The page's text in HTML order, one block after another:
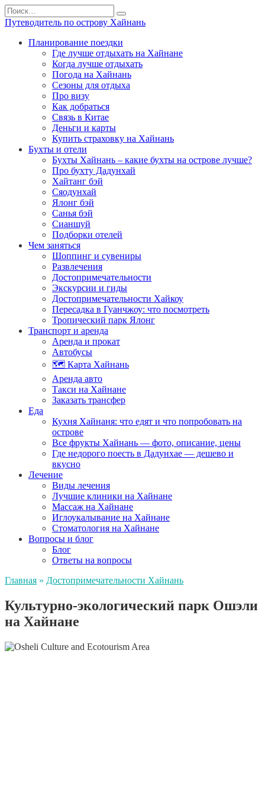
Перейти
к
содержанию
Search
for:
Путеводитель по острову Хайнань
Планирование поездки
Где лучше отдыхать на Хайнане
Когда лучше отдыхать
Погода на Хайнань
Сезоны для отдыха
Про визу
Как добраться
Связь в Китае
Деньги и карты
Купить страховку на Хайнань
Бухты и отели
Бухты Хайнань – какие бухты на острове лучше?
Про бухту Дадунхай
Хайтанг бэй
Сяодунхай
Ялонг бэй
Санья бэй
Сианшуй
Подборки отелей
Чем заняться
Шоппинг и сувениры
Развлечения
Достопримечательности
Экскурсии и гиды
Достопримечательности Хайкоу
Пересадка в Гуанчжоу: что посмотреть
Тропический парк Ялонг
Транспорт и аренда
Аренда и прокат
Автобусы
🗺️ Карта Хайнань
Аренда авто
Такси на Хайнане
Заказать трансфер
Еда
Кухня Хайнаня: что едят и что попробовать на
острове
Все фрукты Хайнань — фото, описание, цены
Где недорого поесть в Дадунхае — дешево и
вкусно
Лечение
Виды лечения
Лучшие клиники на Хайнане
Массаж на Хайнане
Иглоукалывание на Хайнане
Стоматология на Хайнане
Вопросы и блог
Блог
Ответы на вопросы
Главная » Достопримечательности Хайнань
Культурно-экологический парк Ошэли
на Хайнане